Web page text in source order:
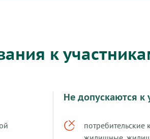
к
Не допускаются к
потребительские